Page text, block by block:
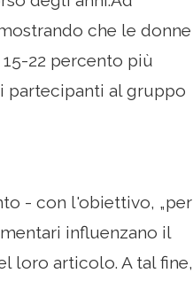
che le donne
22 percento più
partecipanti al gruppo
- con l'obiettivo, „per
influenzano il
loro articolo. A tal fine,